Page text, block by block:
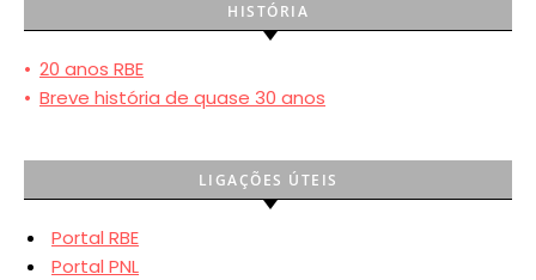
HISTÓRIA
• 20 anos RBE
• Breve história de quase 30 anos
LIGAÇÕES ÚTEIS
Portal RBE
Portal PNL